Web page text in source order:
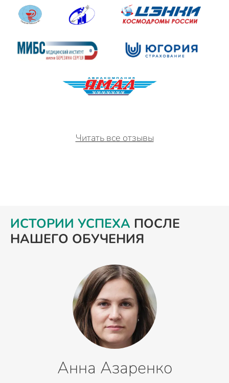
Читать все отзывы
ИСТОРИИ УСПЕХА ПОСЛЕ
НАШЕГО ОБУЧЕНИЯ
Анна Азаренко